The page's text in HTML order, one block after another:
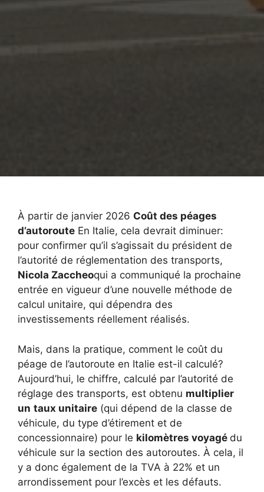
À partir de janvier 2026 Coût des péages
d’autoroute En Italie, cela devrait diminuer:
pour confirmer qu’il s’agissait du président de
l’autorité de réglementation des transports,
Nicola Zaccheoqui a communiqué la prochaine
entrée en vigueur d’une nouvelle méthode de
calcul unitaire, qui dépendra des
investissements réellement réalisés.
Mais, dans la pratique, comment le coût du
péage de l’autoroute en Italie est-il calculé?
Aujourd’hui, le chiffre, calculé par l’autorité de
réglage des transports, est obtenu multiplier
un taux unitaire (qui dépend de la classe de
véhicule, du type d’étirement et de
concessionnaire) pour le kilomètres voyagé du
véhicule sur la section des autoroutes. À cela, il
y a donc également de la TVA à 22% et un
arrondissement pour l’excès et les défauts.